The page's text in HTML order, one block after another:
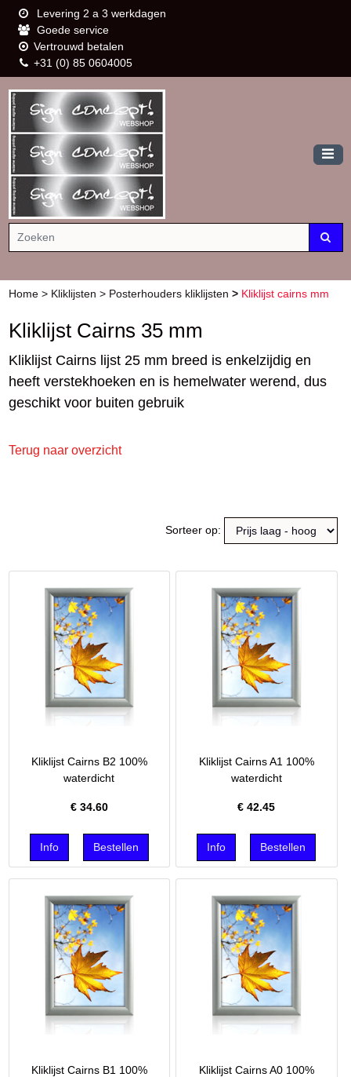
Levering 2 a 3 werkdagen
Goede service
Vertrouwd betalen
+31 (0) 85 0604005
Home > Kliklijsten > Posterhouders kliklijsten > Kliklijst cairns mm
Kliklijst Cairns 35 mm
Kliklijst Cairns lijst 25 mm breed is enkelzijdig en
heeft verstekhoeken en is hemelwater werend, dus
geschikt voor buiten gebruik
Terug naar overzicht
Sorteer op:
Kliklijst Cairns B2 100%
waterdicht
€ 34.60
Kliklijst Cairns A1 100%
waterdicht
€42.45
Kliklijst Cairns B1 100%
Kliklijst Cairns A0 100%